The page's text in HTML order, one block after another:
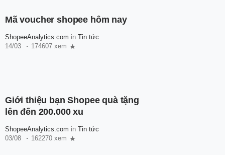
Mã voucher shopee hôm nay
ShopeeAnalytics.com in Tin tức
14/03
174607 xem
Giới thiệu bạn Shopee quà tặng
lên đến 200.000 xu
ShopeeAnalytics.com in Tin tức
03/08
162270 xem